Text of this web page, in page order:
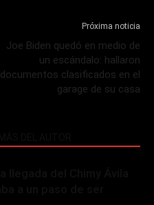
Próxima noticia
Joe Biden quedó en medio de
un escándalo: hallaron
documentos clasificados en el
garage de su casa